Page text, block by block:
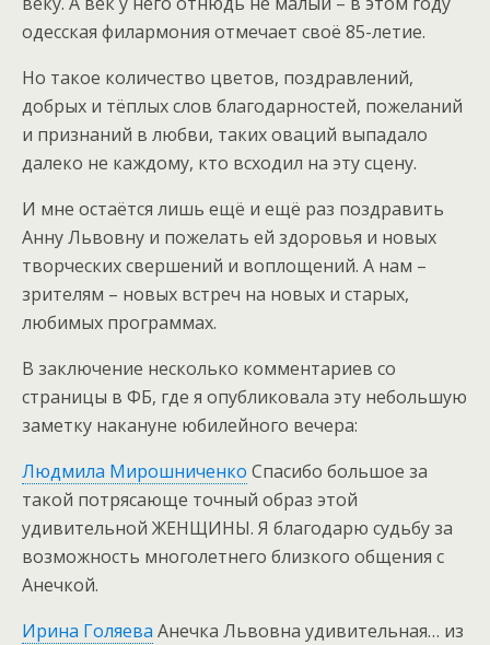
одесская филармония отмечает своё 85-летие.
Но такое количество цветов, поздравлений,
добрых и тёплых слов благодарностей, пожеланий
и признаний в любви, таких оваций выпадало
далеко не каждому, кто всходил на эту сцену.
И мне остаётся лишь ещё и ещё раз поздравить
Анну Львовну и пожелать ей здоровья и новых
творческих свершений и воплощений. А нам –
зрителям – новых встреч на новых и старых,
любимых программах.
В заключение несколько комментариев со
страницы в ФБ, где я опубликовала эту небольшую
заметку накануне юбилейного вечера:
Людмила Мирошниченко Спасибо большое за
такой потрясающе точный образ этой
удивительной ЖЕНЩИНЫ. Я благодарю судьбу за
возможность многолетнего близкого общения с
Анечкой.
Ирина Голяева Анечка Львовна удивительная… из